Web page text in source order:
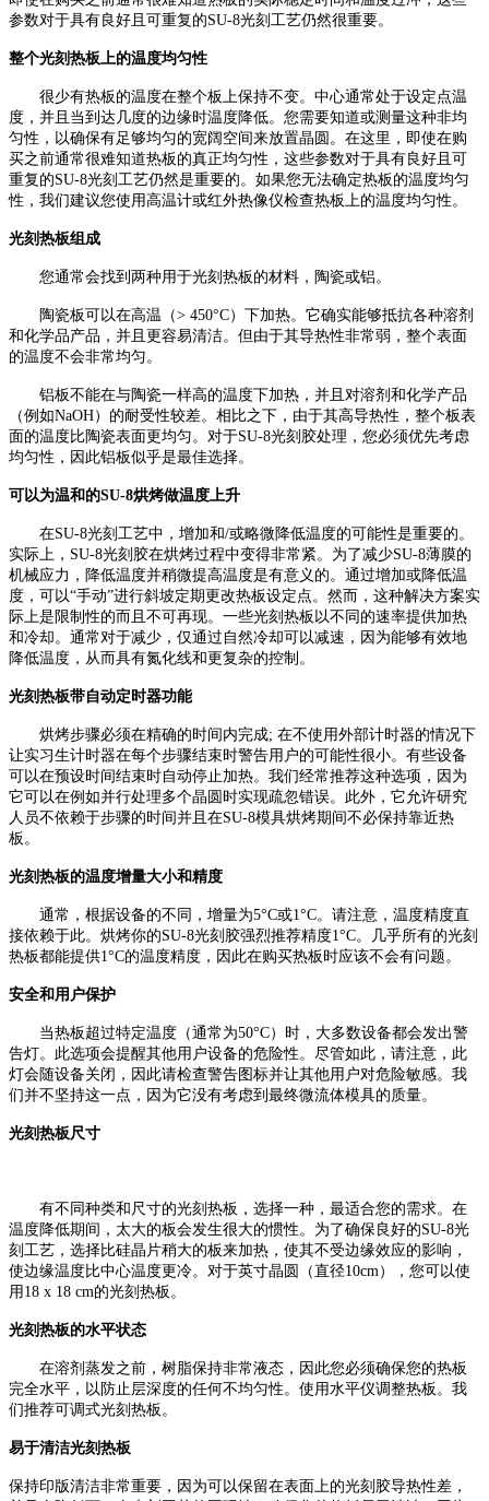
参数对于具有良好且可重复的SU-8光刻工艺仍然很重要。
整个光刻热板上的温度均匀性
很少有热板的温度在整个板上保持不变。中心通常处于设定点温
度，并且当到达几度的边缘时温度降低。您需要知道或测量这种非均
匀性，以确保有足够均匀的宽阔空间来放置晶圆。在这里，即使在购
买之前通常很难知道热板的真正均匀性，这些参数对于具有良好且可
重复的SU-8光刻工艺仍然是重要的。如果您无法确定热板的温度均匀
性，我们建议您使用高温计或红外热像仪检查热板上的温度均匀性。
光刻热板组成
您通常会找到两种用于光刻热板的材料，陶瓷或铝。
陶瓷板可以在高温（> 450°C）下加热。它确实能够抵抗各种溶剂
和化学品产品，并且更容易清洁。但由于其导热性非常弱，整个表面
的温度不会非常均匀。
铝板不能在与陶瓷一样高的温度下加热，并且对溶剂和化学产品
（例如NaOH）的耐受性较差。相比之下，由于其高导热性，整个板表
面的温度比陶瓷表面更均匀。对于SU-8光刻胶处理，您必须优先考虑
均匀性，因此铝板似乎是最佳选择。
可以为温和的SU-8烘烤做温度上升
在SU-8光刻工艺中，增加和/或略微降低温度的可能性是重要的。
实际上，SU-8光刻胶在烘烤过程中变得非常紧。为了减少SU-8薄膜的
机械应力，降低温度并稍微提高温度是有意义的。通过增加或降低温
度，可以“手动”进行斜坡定期更改热板设定点。然而，这种解决方案实
际上是限制性的而且不可再现。一些光刻热板以不同的速率提供加热
和冷却。通常对于减少，仅通过自然冷却可以减速，因为能够有效地
降低温度，从而具有氮化线和更复杂的控制。
光刻热板带自动定时器功能
烘烤步骤必须在精确的时间内完成; 在不使用外部计时器的情况下
让实习生计时器在每个步骤结束时警告用户的可能性很小。有些设备
可以在预设时间结束时自动停止加热。我们经常推荐这种选项，因为
它可以在例如并行处理多个晶圆时实现疏忽错误。此外，它允许研究
人员不依赖于步骤的时间并且在SU-8模具烘烤期间不必保持靠近热
板。
光刻热板的温度增量大小和精度
通常，根据设备的不同，增量为5°C或1°C。请注意，温度精度直
接依赖于此。烘烤你的SU-8光刻胶强烈推荐精度1°C。几乎所有的光刻
热板都能提供1°C的温度精度，因此在购买热板时应该不会有问题。
安全和用户保护
当热板超过特定温度（通常为50°C）时，大多数设备都会发出警
告灯。此选项会提醒其他用户设备的危险性。尽管如此，请注意，此
灯会随设备关闭，因此请检查警告图标并让其他用户对危险敏感。我
们并不坚持这一点，因为它没有考虑到最终微流体模具的质量。
光刻热板尺寸
有不同种类和尺寸的光刻热板，选择一种，最适合您的需求。在
温度降低期间，太大的板会发生很大的惯性。为了确保良好的SU-8光
刻工艺，选择比硅晶片稍大的板来加热，使其不受边缘效应的影响，
使边缘温度比中心温度更冷。对于英寸晶圆（直径10cm），您可以使
用18 x 18 cm的光刻热板。
光刻热板的水平状态
在溶剂蒸发之前，树脂保持非常液态，因此您必须确保您的热板
完全水平，以防止层深度的任何不均匀性。使用水平仪调整热板。我
们推荐可调式光刻热板。
易于清洁光刻热板
保持印版清洁非常重要，因为可以保留在表面上的光刻胶导热性差 ，